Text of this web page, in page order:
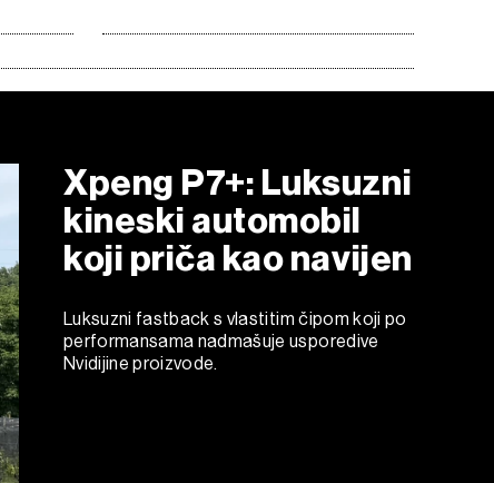
Xpeng P7+: Luksuzni
kineski automobil
koji priča kao navijen
Luksuzni fastback s vlastitim čipom koji po
performansama nadmašuje usporedive
Nvidijine proizvode.